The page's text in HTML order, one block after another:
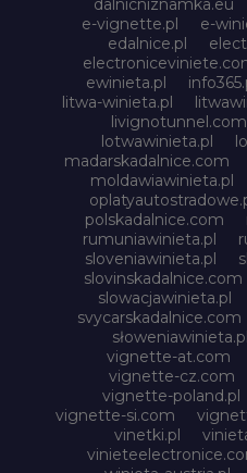
dalnicniznamka.eu
e-vignette.pl
e-
edalnice.pl
ewinieta.pl
litwa-winieta.pl
livignotunnel.com
lotwawinieta.pl
madarskadalnice.com
moldawiawinieta.pl
polskadalnice.com
rumuniawinieta.pl
sloveniawinieta.pl
slovinskadalnice.com
slowacjawinieta.pl
svycarskadalnice.com
słoweniawinieta.pl
vignette-at.com
vignette-cz.com
vignette-poland.pl
vignette-si.com
vinetki.pl